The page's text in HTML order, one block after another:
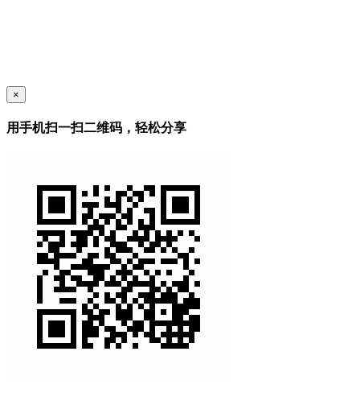
×
用手机扫一扫二维码，轻松分享